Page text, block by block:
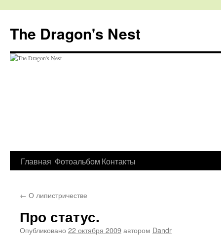
The Dragon's Nest
Перейти
содержимому
Главная Фотоальбом Контакты
← О липистричестве
Про статус.
Опубликовано 22 октября 2009автором Dandr